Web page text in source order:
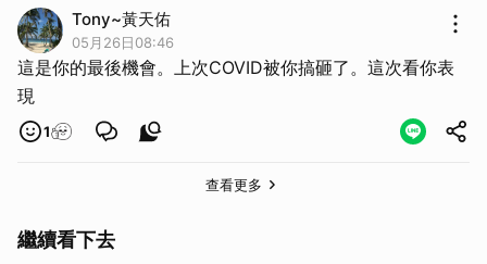
Tony~黃天佑
05月26日08:46
這是你的最後機會。上次COVID被你搞砸了。這次看你表
現
1
查看更多
繼續看下去